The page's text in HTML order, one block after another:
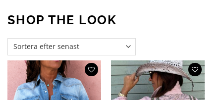
SHOP THE LOOK